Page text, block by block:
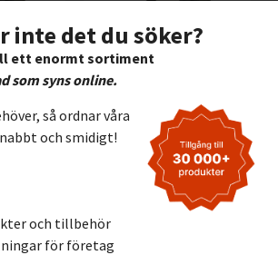
GUL,
Vinyl Brady B595
TRANSPARENT, 57mm
kr Exkl. moms
Lägg I Kundvagn
Offertförfrågan
inte det du söker?
ett enormt sortiment
som syns online.
så ordnar våra
och smidigt!
och tillbehör
för företag